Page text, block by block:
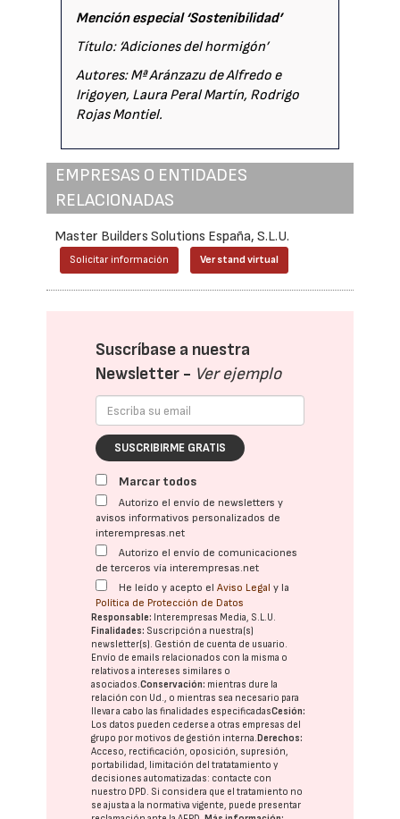
Mención especial ‘Sostenibilidad’
Título: ‘Adiciones del hormigón’
Autores: Mª Aránzazu de Alfredo e
Irigoyen, Laura Peral Martín, Rodrigo
Rojas Montiel.
EMPRESAS O ENTIDADES
RELACIONADAS
Master Builders Solutions España, S.L.U.
Solicitar información Ver stand virtual
Suscríbase a nuestra
Newsletter - Ver ejemplo
SUSCRIBIRME GRATIS
Marcar todos
Autorizo el envío de newsletters y
avisos informativos personalizados de
interempresas.net
Autorizo el envío de comunicaciones
de terceros vía interempresas.net
He leído y acepto elAviso Legal y la
Política de Protección de Datos
Responsable: Interempresas Media, S.L.U.
Finalidades: Suscripción a nuestra(s)
newsletter(s). Gestión de cuenta de usuario.
Envío de emails relacionados con la misma o
relativos a intereses similares o
asociados.Conservación: mientras dure la
relación con Ud., o mientras sea necesario para
llevar a cabo las finalidades especificadasCesión:
Los datos pueden cederse a otras empresas del
grupo por motivos de gestión interna. Derechos:
Acceso, rectificación, oposición, supresión,
portabilidad, limitación del tratatamiento y
decisiones automatizadas: contacte con
nuestro DPD. Si considera que el tratamiento no
se ajusta a la normativa vigente, puede presentar